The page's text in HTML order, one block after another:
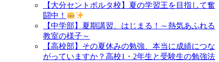
【大分セントポルタ校】夏の学習王を目指して奮
闘中！
【中学部】夏期講習、はじまる！～熱気あふれる
教室の様子～
【高校部】その夏休みの勉強、本当に成績につな
がっていますか？高校1・2年生と受験生の勉強法